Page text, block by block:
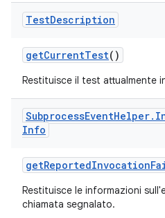
TestDescription
getCurrentTest()
Restituisce il test attualmente
SubprocessEventHelper.
Info
getReportedInvocation
Restituisce le informazioni
chiamata segnalato.